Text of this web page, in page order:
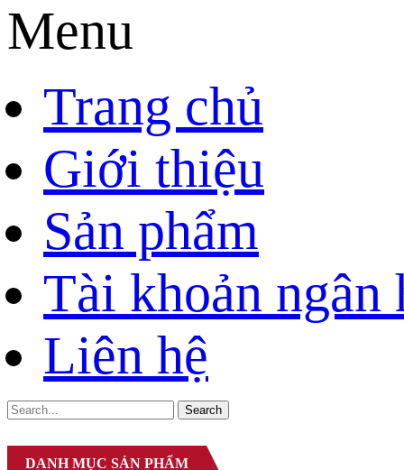
Menu
Trang chủ
Giới thiệu
Sản phẩm
Tài khoản ngân
Liên hệ
Search
DANH MỤC SẢN PHẨM